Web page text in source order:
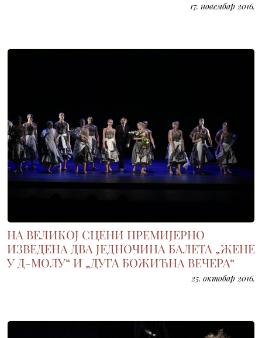
17. новембар 2016.
НА ВЕЛИКОЈ СЦЕНИ ПРЕМИЈЕРНО
ИЗВЕДЕНА ДВА ЈЕДНОЧИНА БАЛЕТА „ЖЕНЕ
У Д-МОЛУ“ И „ДУГА БОЖИЋНА ВЕЧЕРА“
25. октобар 2016.